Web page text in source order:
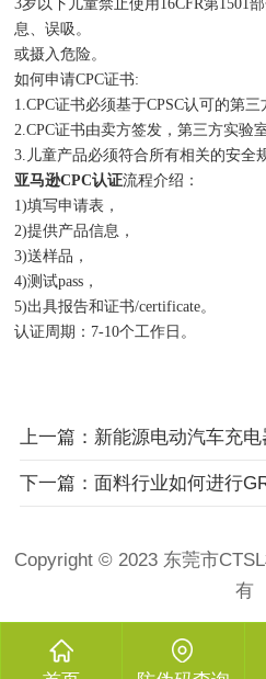
3岁以下儿童禁止使用16CFR第1501
息、误吸。
或摄入危险。
如何申请CPC证书:
1.CPC证书必须基于CPSC认可的第
2.CPC证书由卖方签发，第三方实验
3.儿童产品必须符合所有相关的安全
亚马逊CPC认证流程介绍：
1)填写申请表，
2)提供产品信息，
3)送样品，
4)测试pass，
5)出具报告和证书/certificate。
认证周期：7-10个工作日。
上一篇：新能源电动汽车充电
下一篇：面料行业如何进行
Copyright © 2023 东莞市
有